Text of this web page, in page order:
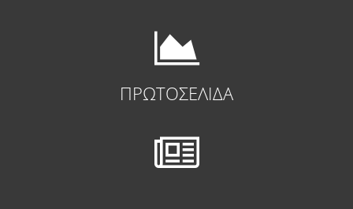
ΠΡΩΤΟΣΕΛΙΔΑ